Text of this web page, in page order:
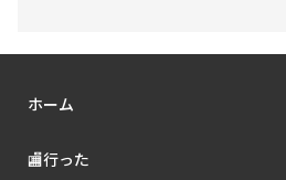
ホーム
🏬行った